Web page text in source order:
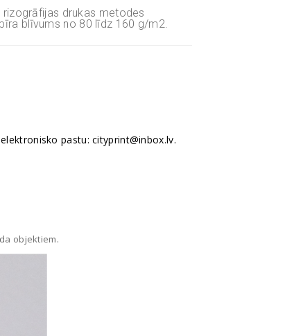
drukas metodes
blīvums no 80 līdz 160 g/m2.
pastu: cityprint@inbox.lv.
objektiem.